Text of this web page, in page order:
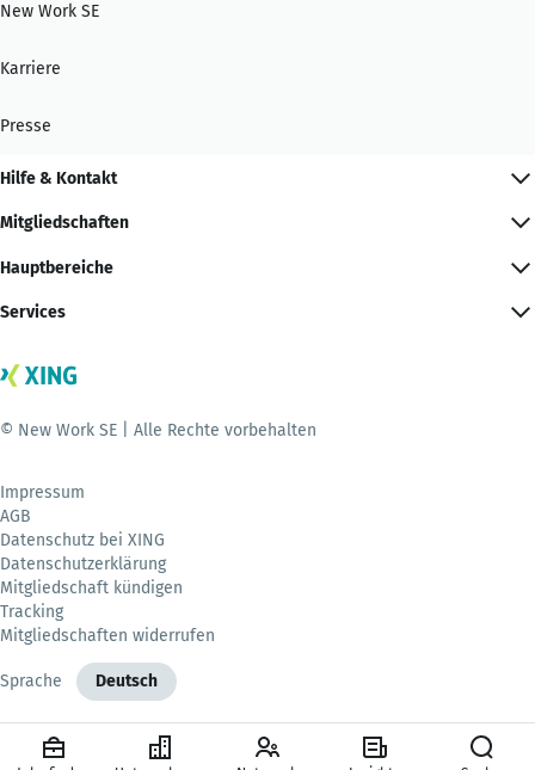
New Work SE
Karriere
Presse
Hilfe & Kontakt
Mitgliedschaften
Hauptbereiche
Services
© New Work SE | Alle Rechte vorbehalten
Impressum
AGB
Datenschutz bei XING
Datenschutzerklärung
Mitgliedschaft kündigen
Tracking
Mitgliedschaften widerrufen
Sprache Deutsch